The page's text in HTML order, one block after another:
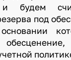
будем
под